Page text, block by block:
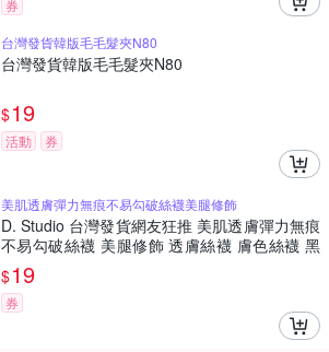
券
台灣發貨韓版毛毛髮夾N80
台灣發貨韓版毛毛髮夾N80
$19
活動 券
美肌透膚彈力無痕不易勾破絲襪美腿修飾
D. Studio 台灣發貨網友狂推 美肌透膚彈力無痕
不易勾破絲襪 美腿修飾 透膚絲襪 膚色絲襪 黑
色絲襪 耐勾絲
$19
券